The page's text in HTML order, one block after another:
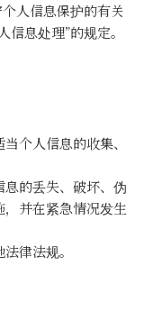
人信息保护的有关
息处理”的规定。
个人信息的收集、
的丢失、破坏、伪
并在紧急情况发生
律法规。